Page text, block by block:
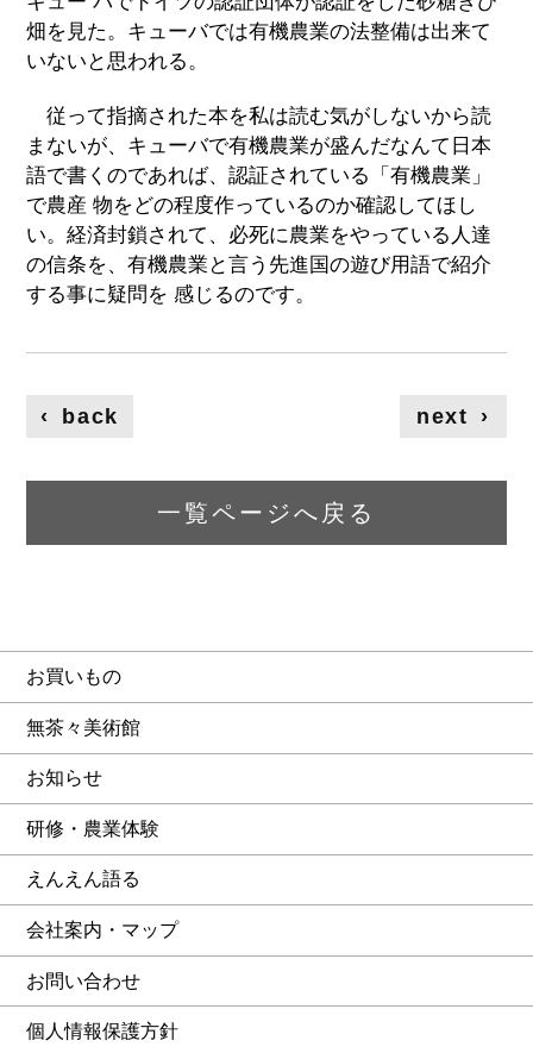
畑を見た。キューバでは有機農業の法整備は出来て
いないと思われる。
従って指摘された本を私は読む気がしないから読
まないが、キューバで有機農業が盛んだなんて日本
語で書くのであれば、認証されている「有機農業」
で農産 物をどの程度作っているのか確認してほし
い。経済封鎖されて、必死に農業をやっている人達
の信条を、有機農業と言う先進国の遊び用語で紹介
する事に疑問を 感じるのです。
‹ back next ›
一覧ページへ戻る
お買いもの
無茶々美術館
お知らせ
研修・農業体験
えんえん語る
会社案内・マップ
お問い合わせ
個人情報保護方針